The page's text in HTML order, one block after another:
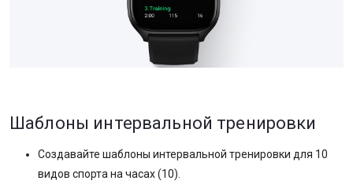
Шаблоны интервальной тренировки
Создавайте шаблоны интервальной тренировки для 10
видов спорта на часах (10).